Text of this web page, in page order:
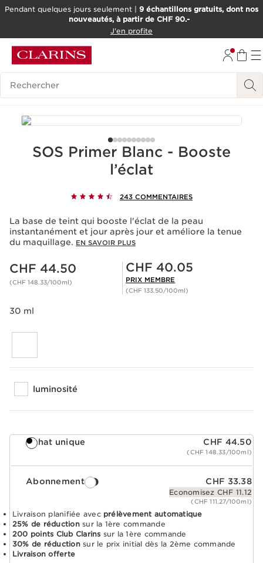
ALLER AU CONTENU
OUTIL D'ACCESSIBILITÉ
Pendant quelques jours seulement | 9 échantillons gratuits, dont nos
nouveautés, à partir de CHF 90.-
J'en profite
Historique des recherches
SOS Primer Blanc - Booste
l’éclat
243 COMMENTAIRES
La base de teint qui booste l'éclat de la peau
instantanément et jour après jour et améliore la tenue
du maquillage. EN SAVOIR PLUS
Nouveau prix CHF 44.50
CHF 44.50
(CHF 148.33/100ml)
Prix Sérénité CHF 40.05
CHF 40.05
PRIX MEMBRE
(CHF 133.50/100ml)
30 ml
luminosité
Achat unique CHF 44.50
(CHF 148.33/100ml)
Abonnement CHF 33.38
Economisez CHF 11.12
(CHF 111.27/100ml)
Livraison planifiée avec prélèvement automatique
25% de réduction sur la 1ère commande
200 points Club Clarins sur la 1ère commande
30% de réductionsur le prix initial dès la 2ème commande
Livraison offerte